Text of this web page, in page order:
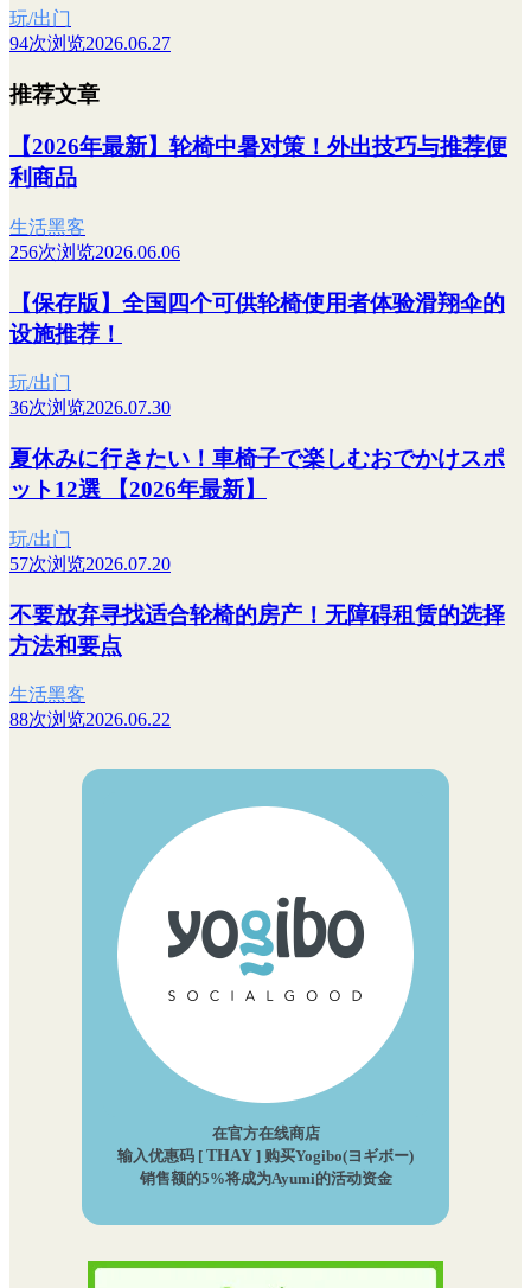
玩/出门
94次浏览2026.06.27
推荐文章
【2026年最新】轮椅中暑对策！外出技巧与推荐便
利商品
生活黑客
256次浏览2026.06.06
【保存版】全国四个可供轮椅使用者体验滑翔伞的
设施推荐！
玩/出门
36次浏览2026.07.30
夏休みに行きたい！車椅子で楽しむおでかけスポ
ット12選 【2026年最新】
玩/出门
57次浏览2026.07.20
不要放弃寻找适合轮椅的房产！无障碍租赁的选择
方法和要点
生活黑客
88次浏览2026.06.22
在官方在线商店
输入优惠码 [ THAY ] 购买Yogibo(ヨギボー)
销售额的5%将成为Ayumi的活动资金